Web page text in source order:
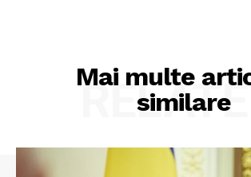
Mai multe
similare